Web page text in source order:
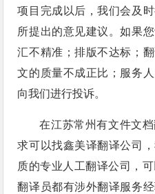
项目完成以后，我们会及
所提出的意见建议。如果
汇不精准；排版不达标；
文的质量不成正比；服务
向我们进行投诉。
在江苏常州有文件文
求可以找鑫美译翻译公司
质的专业人工翻译公司，
翻译员都有涉外翻译服务